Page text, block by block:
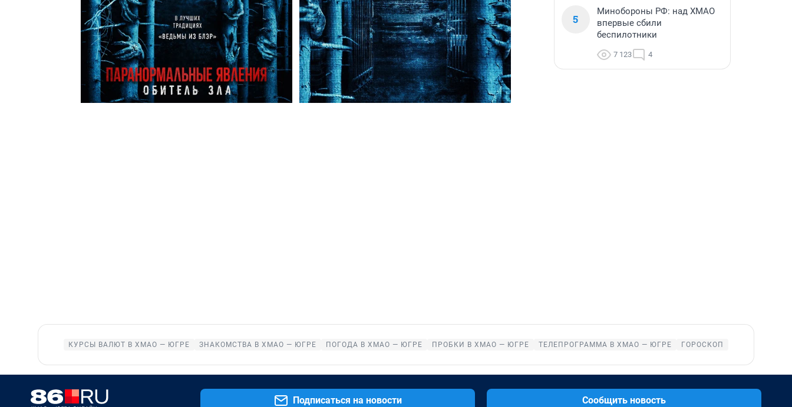
5
Минобороны РФ: над ХМАО
впервые сбили
беспилотники
7 123 4
КУРСЫ ВАЛЮТ В ХМАО — ЮГРЕ ЗНАКОМСТВА В ХМАО — ЮГРЕ ПОГОДА В ХМАО — ЮГРЕ ПРОБКИ В ХМАО — ЮГРЕ ТЕЛЕПРОГРАММА В ХМАО — ЮГРЕ ГОРОСКОП
Подписаться на новости Сообщить новость